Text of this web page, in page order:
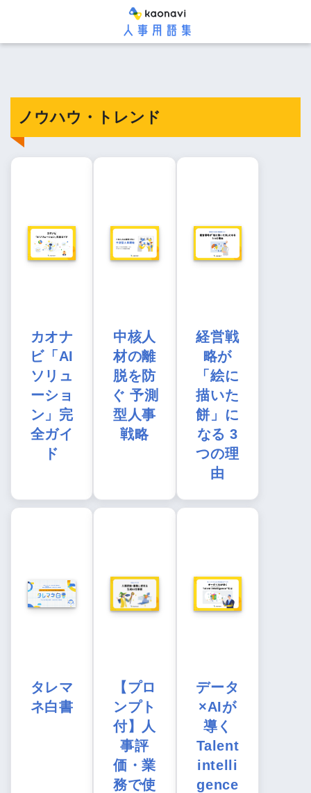
ノウハウ・トレンド
カオナ
ビ「AI
ソリュ
ーショ
ン」完
全ガイ
ド
中核人
材の離
脱を防
ぐ 予測
型人事
戦略
経営戦
略が
「絵に
描いた
餅」に
なる 3
つの理
由
タレマ
ネ白書
【プロ
ンプト
付】人
事評
価・業
務で使
データ
×AIが
導く
Talent
intelli
gence